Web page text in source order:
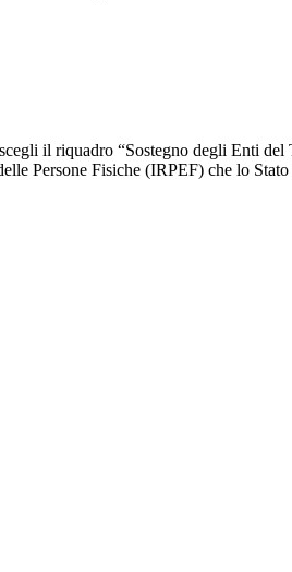
il riquadro “Sostegno degli Enti
Persone Fisiche (IRPEF) che lo